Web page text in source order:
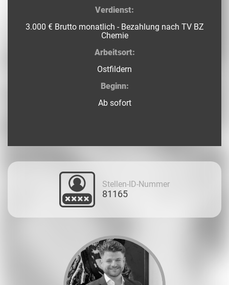
Verdienst:
3.000 € Brutto monatlich - Bezahlung nach TV BZ
Chemie
Arbeitsort:
Ostfildern
Beginn:
Ab sofort
Stellen-ID-Nummer
81165